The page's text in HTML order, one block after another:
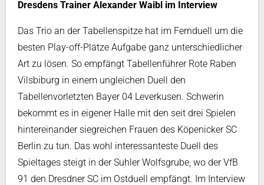
Dresdens Trainer Alexander Waibl im Interview
Das Trio an der Tabellenspitze hat im Fernduell um die
besten Play-off-Plätze Aufgabe ganz unterschiedlicher
Art zu lösen. So empfängt Tabellenführer Rote Raben
Vilsbiburg in einem ungleichen Duell den
Tabellenvorletzten Bayer 04 Leverkusen. Schwerin
bekommt es in eigener Halle mit den seit drei Spielen
hintereinander siegreichen Frauen des Köpenicker SC
Berlin zu tun. Das wohl interessanteste Duell des
Spieltages steigt in der Suhler Wolfsgrube, wo der VfB
91 den Dresdner SC im Ostduell empfängt. Im Interview